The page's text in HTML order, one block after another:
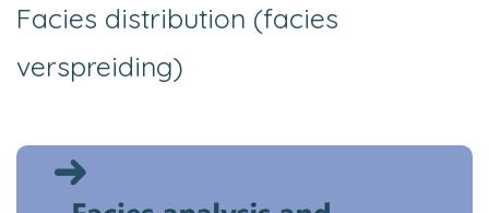
Facies distribution (facies
verspreiding)